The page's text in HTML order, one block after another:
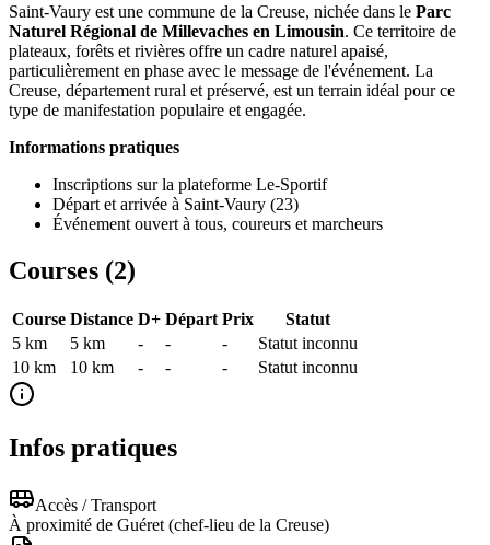
Saint-Vaury est une commune de la Creuse, nichée dans le Parc
Naturel Régional de Millevaches en Limousin. Ce territoire de
plateaux, forêts et rivières offre un cadre naturel apaisé,
particulièrement en phase avec le message de l'événement. La
Creuse, département rural et préservé, est un terrain idéal pour ce
type de manifestation populaire et engagée.
Informations pratiques
Inscriptions sur la plateforme Le-Sportif
Départ et arrivée à Saint-Vaury (23)
Événement ouvert à tous, coureurs et marcheurs
Courses (2)
Course Distance D+ Départ Prix
Statut
5 km
5 km - - -
Statut inconnu
10 km
10 km - - - Statut inconnu
Infos pratiques
Accès / Transport
À proximité de Guéret (chef-lieu de la Creuse)